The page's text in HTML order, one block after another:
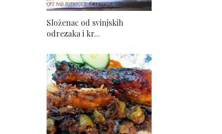
Složenac od svinjskih
odrezaka i kr...